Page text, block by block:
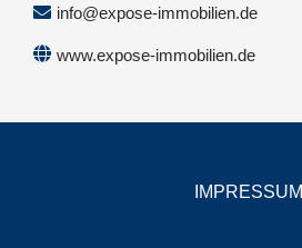
info@expose-immobilien.de
www.expose-immobilien.de
IMPRESSUM